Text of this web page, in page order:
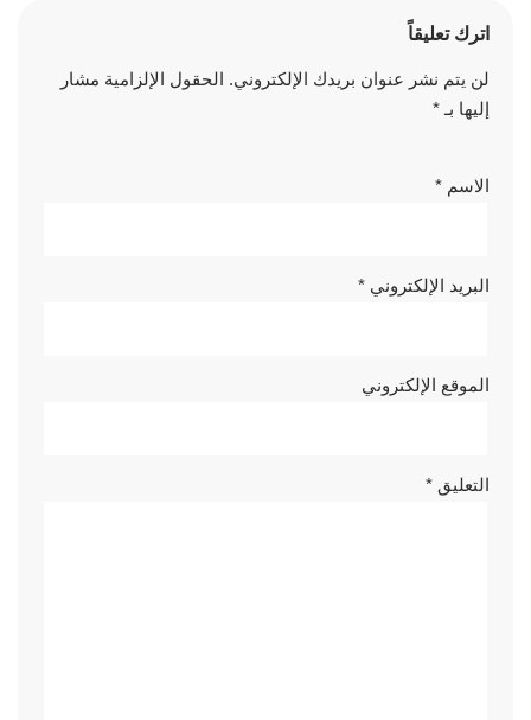
اترك تعليقاً
لن يتم نشر عنوان بريدك الإلكتروني. الحقول الإلزامية مشار
إليها بـ*
الاسم *
البريد الإلكتروني *
الموقع الإلكتروني
التعليق *